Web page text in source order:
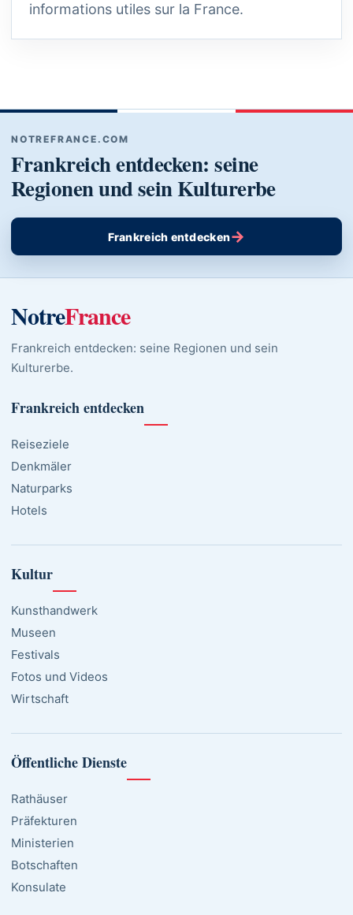
informations utiles sur la France.
NOTREFRANCE.COM
Frankreich entdecken: seine
Regionen und sein Kulturerbe
Frankreich entdecken→
NotreFrance
Frankreich entdecken: seine Regionen und sein
Kulturerbe.
Frankreich entdecken
Reiseziele
Denkmäler
Naturparks
Hotels
Kultur
Kunsthandwerk
Museen
Festivals
Fotos und Videos
Wirtschaft
Öffentliche Dienste
Rathäuser
Präfekturen
Ministerien
Botschaften
Konsulate